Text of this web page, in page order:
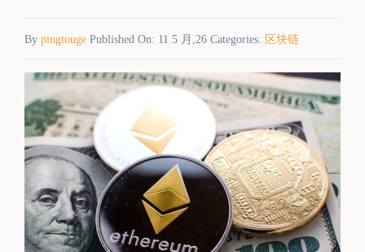
By pingtouge Published On: 11 5 月,26 Categories: 区块链